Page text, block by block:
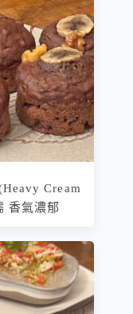
Cream
香氣濃郁